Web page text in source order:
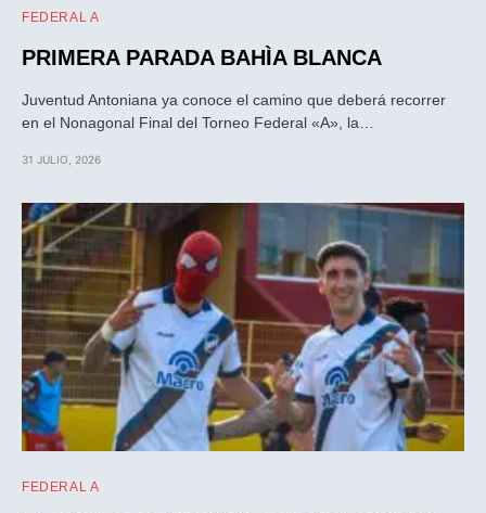
FEDERAL A
PRIMERA PARADA BAHÌA BLANCA
Juventud Antoniana ya conoce el camino que deberá recorrer
en el Nonagonal Final del Torneo Federal «A», la…
31 JULIO, 2026
FEDERAL A